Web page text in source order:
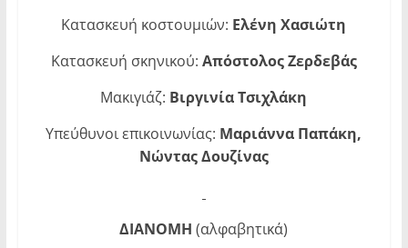
Κατασκευή κοστουμιών: Ελένη Χασιώτη
Κατασκευή σκηνικού: Απόστολος Ζερδεβάς
Μακιγιάζ: Βιργινία Τσιχλάκη
Υπεύθυνοι επικοινωνίας: Μαριάννα Παπάκη,
Νώντας Δουζίνας
ΔΙΑΝΟΜΗ(αλφαβητικά)